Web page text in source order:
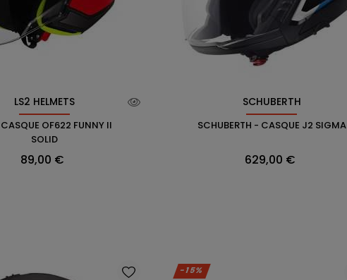
LS2 HELMETS
OF622 FUNNY II
SOLID
Prix
89,00 €
SCHUBERTH
SCHUBERTH - CASQUE J2 SIGMA
Prix
629,00 €
-15%